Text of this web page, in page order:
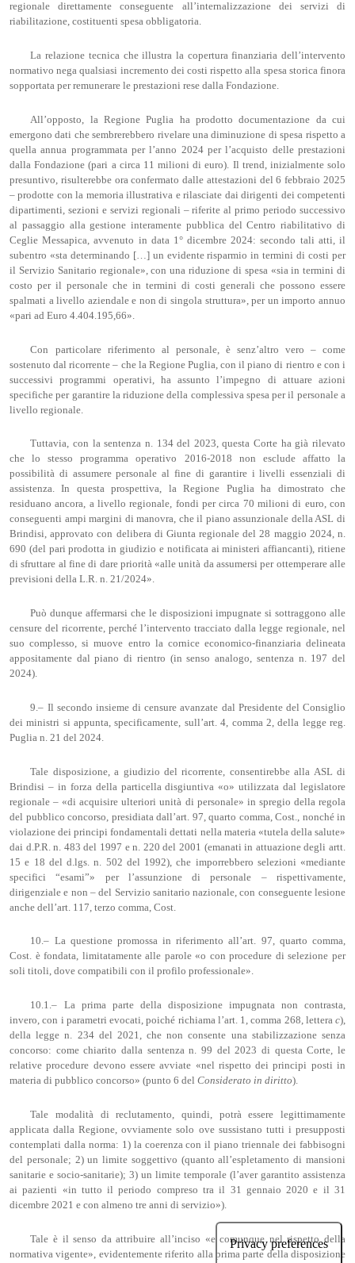
regionale direttamente conseguente all’internalizzazione dei servizi di
riabilitazione, costituenti spesa obbligatoria.
La relazione tecnica che illustra la copertura finanziaria dell’intervento
normativo nega qualsiasi incremento dei costi rispetto alla spesa storica finora
sopportata per remunerare le prestazioni rese dalla Fondazione.
All’opposto, la Regione Puglia ha prodotto documentazione da cui
emergono dati che sembrerebbero rivelare una diminuzione di spesa rispetto a
quella annua programmata per l’anno 2024 per l’acquisto delle prestazioni
dalla Fondazione (pari a circa 11 milioni di euro). Il trend, inizialmente solo
presuntivo, risulterebbe ora confermato dalle attestazioni del 6 febbraio 2025
– prodotte con la memoria illustrativa e rilasciate dai dirigenti dei competenti
dipartimenti, sezioni e servizi regionali – riferite al primo periodo successivo
al passaggio alla gestione interamente pubblica del Centro riabilitativo di
Ceglie Messapica, avvenuto in data 1° dicembre 2024: secondo tali atti, il
subentro «sta determinando […] un evidente risparmio in termini di costi per
il Servizio Sanitario regionale», con una riduzione di spesa «sia in termini di
costo per il personale che in termini di costi generali che possono essere
spalmati a livello aziendale e non di singola struttura», per un importo annuo
«pari ad Euro 4.404.195,66».
Con particolare riferimento al personale, è senz’altro vero – come
sostenuto dal ricorrente – che la Regione Puglia, con il piano di rientro e con i
successivi programmi operativi, ha assunto l’impegno di attuare azioni
specifiche per garantire la riduzione della complessiva spesa per il personale a
livello regionale.
Tuttavia, con la sentenza n. 134 del 2023, questa Corte ha già rilevato
che lo stesso programma operativo 2016-2018 non esclude affatto la
possibilità di assumere personale al fine di garantire i livelli essenziali di
assistenza. In questa prospettiva, la Regione Puglia ha dimostrato che
residuano ancora, a livello regionale, fondi per circa 70 milioni di euro, con
conseguenti ampi margini di manovra, che il piano assunzionale della ASL di
Brindisi, approvato con delibera di Giunta regionale del 28 maggio 2024, n.
690 (del pari prodotta in giudizio e notificata ai ministeri affiancanti), ritiene
di sfruttare al fine di dare priorità «alle unità da assumersi per ottemperare alle
previsioni della L.R. n. 21/2024».
Può dunque affermarsi che le disposizioni impugnate si sottraggono alle
censure del ricorrente, perché l’intervento tracciato dalla legge regionale, nel
suo complesso, si muove entro la cornice economico-finanziaria delineata
appositamente dal piano di rientro (in senso analogo, sentenza n. 197 del
2024).
9.– Il secondo insieme di censure avanzate dal Presidente del Consiglio
dei ministri si appunta, specificamente, sull’art. 4, comma 2, della legge reg.
Puglia n. 21 del 2024.
Tale disposizione, a giudizio del ricorrente, consentirebbe alla ASL di
Brindisi – in forza della particella disgiuntiva «o» utilizzata dal legislatore
regionale – «di acquisire ulteriori unità di personale» in spregio della regola
del pubblico concorso, presidiata dall’art. 97, quarto comma, Cost., nonché in
violazione dei principi fondamentali dettati nella materia «tutela della salute»
dai d.P.R. n. 483 del 1997 e n. 220 del 2001 (emanati in attuazione degli artt.
15 e 18 del d.lgs. n. 502 del 1992), che imporrebbero selezioni «mediante
specifici “esami”» per l’assunzione di personale – rispettivamente,
dirigenziale e non – del Servizio sanitario nazionale, con conseguente lesione
anche dell’art. 117, terzo comma, Cost.
10.– La questione promossa in riferimento all’art. 97, quarto comma,
Cost. è fondata, limitatamente alle parole «o con procedure di selezione per
soli titoli, dove compatibili con il profilo professionale».
10.1.– La prima parte della disposizione impugnata non contrasta,
invero, con i parametri evocati, poiché richiama l’art. 1, comma 268, lettera c),
della legge n. 234 del 2021, che non consente una stabilizzazione senza
concorso: come chiarito dalla sentenza n. 99 del 2023 di questa Corte, le
relative procedure devono essere avviate «nel rispetto dei principi posti in
materia di pubblico concorso» (punto 6 del Considerato in diritto).
Tale modalità di reclutamento, quindi, potrà essere legittimamente
applicata dalla Regione, ovviamente solo ove sussistano tutti i presupposti
contemplati dalla norma: 1) la coerenza con il piano triennale dei fabbisogni
del personale; 2) un limite soggettivo (quanto all’espletamento di mansioni
sanitarie e socio-sanitarie); 3) un limite temporale (l’aver garantito assistenza
ai pazienti «in tutto il periodo compreso tra il 31 gennaio 2020 e il 31
dicembre 2021 e con almeno tre anni di servizio»).
Tale è il senso da attribuire all’inciso «e comunque nel rispetto della
normativa vigente», evidentemente riferito alla prima parte della disposizione